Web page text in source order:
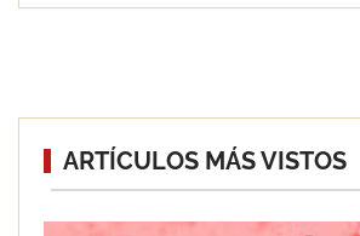
Solda Electric destaca el
soldadura con electrodo
trabajos donde otras
ARTÍCULOS MÁS VISTOS